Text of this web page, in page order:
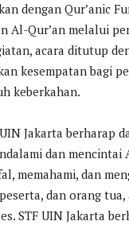
dengan Qur’anic
Al-Qur’an melalui
acara ditutup
kesempatan bagi
keberkahan.
Jakarta berharap
dan
memahami, dan
dan orang
STF UIN Jakarta